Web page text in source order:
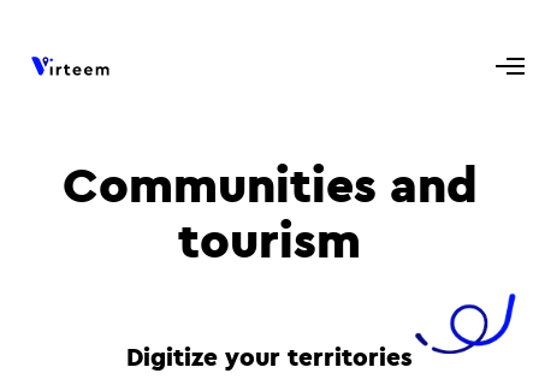
Communities and
tourism
Digitize your territories